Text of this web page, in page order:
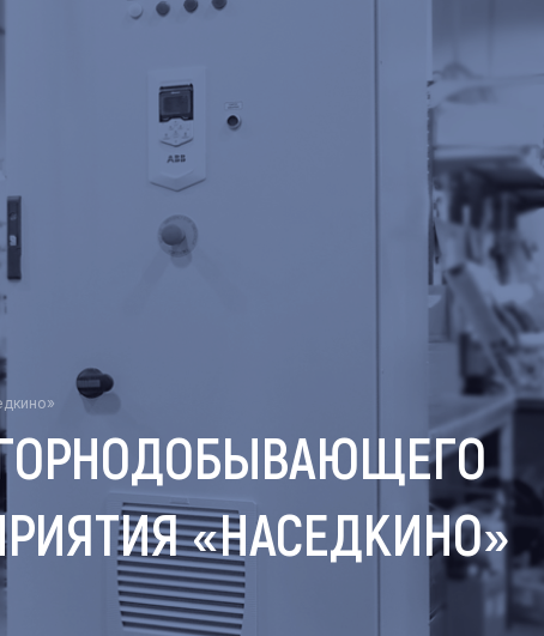
ГОРНОДОБЫВАЮЩЕГО
«НАСЕДКИНО»